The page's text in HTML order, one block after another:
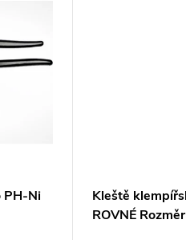
PH-Ni
Kleště
ROVNÉ